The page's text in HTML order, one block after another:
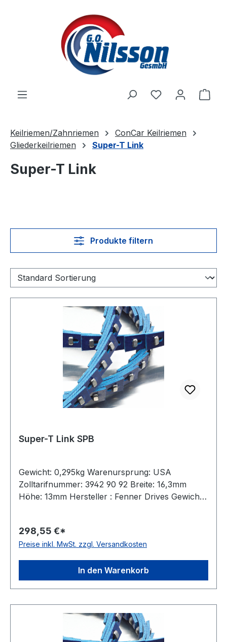
Zum Hauptinhalt springen
Keilriemen/Zahnriemen
ConCar Keilriemen
Gliederkeilriemen
Super-T Link
Super-T Link
Produkte filtern
Super-T Link SPB
Gewicht: 0,295kg Warenursprung: USA
Zolltarifnummer: 3942 90 92 Breite: 16,3mm
Höhe: 13mm Hersteller : Fenner Drives Gewicht /
Material: Polyurethan mit Gewebeeinlagen
Farbe: blau Rollenlänge: 20m Hinweis: Aufpreis
298,55 €*
Preise inkl. MwSt. zzgl. Versandkosten
In den Warenkorb